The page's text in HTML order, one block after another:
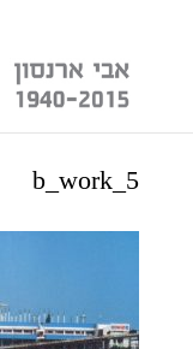
b_work_5